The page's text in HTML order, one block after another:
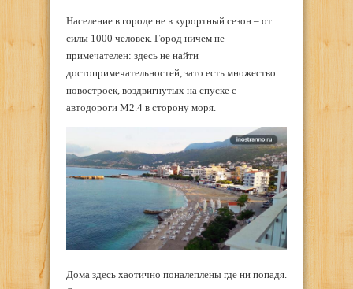
Население в городе не в курортный сезон – от
силы 1000 человек. Город ничем не
примечателен: здесь не найти
достопримечательностей, зато есть множество
новостроек, воздвигнутых на спуске с
автодороги M2.4 в сторону моря.
Дома здесь хаотично поналеплены где ни попадя.